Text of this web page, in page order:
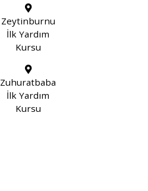
Zeytinburnu
İlk Yardım
Kursu
Zuhuratbaba
İlk Yardım
Kursu